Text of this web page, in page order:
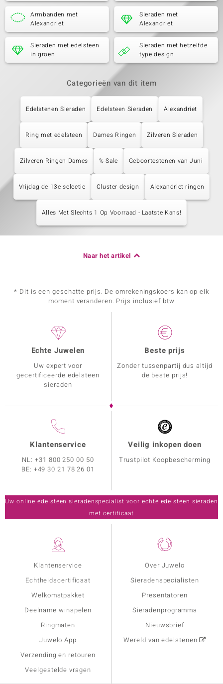
Armbanden met
Alexandriet
Sieraden met
Alexandriet
Sieraden met edelsteen
in groen
Sieraden met hetzelfde
type design
Categorieën van dit item
Edelstenen Sieraden Edelsteen Sieraden Alexandriet
Ring met edelsteen Dames Ringen Zilveren Sieraden
Zilveren Ringen Dames % Sale Geboortestenen van Juni
Vrijdag de 13e selectie Cluster design Alexandriet ringen
Alles Met Slechts 1 Op Voorraad - Laatste Kans!
Naar het artikel
* Dit is een geschatte prijs. De omrekeningskoers kan op elk
moment veranderen. Prijs inclusief btw
Klantenservice
Echtheidscertificaat
Welkomstpakket
Deelname winspelen
Ringmaten
Juwelo App
Verzending en retouren
Veelgestelde vragen
Over Juwelo
Sieradenspecialisten
Presentatoren
Sieradenprogramma
Nieuwsbrief
Wereld van edelstenen
Echte Juwelen
Uw expert voor
gecertificeerde edelsteen
sieraden
Beste prijs
Zonder tussenpartij dus altijd
de beste prijs!
Klantenservice
NL:+31 800 250 00 50
BE: +49 30 21 78 26 01
Veilig inkopen doen
Trustpilot Koopbescherming
Uw online edelsteen sieradenspecialist voor echte edelsteen sieraden
met certificaat